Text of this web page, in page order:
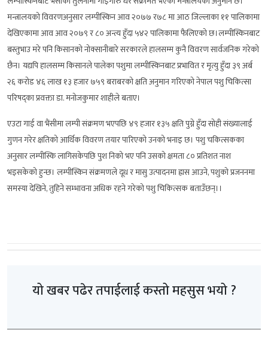
मन्त्रालयको विवरणअनुसार लम्पीस्किन आव २०७७ र७८ मा आठ जिल्लाका ११ पालिकामा
देखिएकामा आव आव २०७९ र ८० अन्त्य हुँदा ५४२ पालिकामा फैलिएको छ।लम्पीस्किनबाट
बस्तुभाउ मरे पनि किसानको नोक्सानीबारे सरकारले हालसम्म कुनै विवरण सार्वजनिक गरेको
छैन। यद्यपि हालसम्म किसानले पालेका पशुमा लम्पीस्किनबाट प्रभावित र मृत्यु हुँदा ३९ अर्ब
२६ करोड ४६ लाख १३ हजार ७५९ बराबरको क्षति अनुमान गरिएको नेपाल पशु चिकित्सा
परिषद्का प्रवक्ता डा. मनोजकुमार शाहीले बताए।
एउटा गाई वा भैंसीमा लम्पी संक्रमण भएपछि ४९ हजार १३५ क्षति पुग्ने हुँदा सोही संख्यालाई
गुणन गरेर क्षतिको आर्थिक विवरण तयार पारिएको उनको भनाइ छ। पशु चकित्सकका
अनुसार लम्पीस्कि लागिसकेपछि पुश निको भए पनि उसको क्षमता ८० प्रतिशत नाश
भइसकेको हुन्छ। लम्पीस्किन संक्रमणले दूध र मासु उत्पादनमा ह्रास आउने, पशुको प्रजननमा
समस्या देखिने, तुहिने सम्भावना अधिक रहने गरेको पशु चिकित्सक बताउँछन्।।
यो खबर पढेर तपाईलाई कस्तो महसुस भयो ?